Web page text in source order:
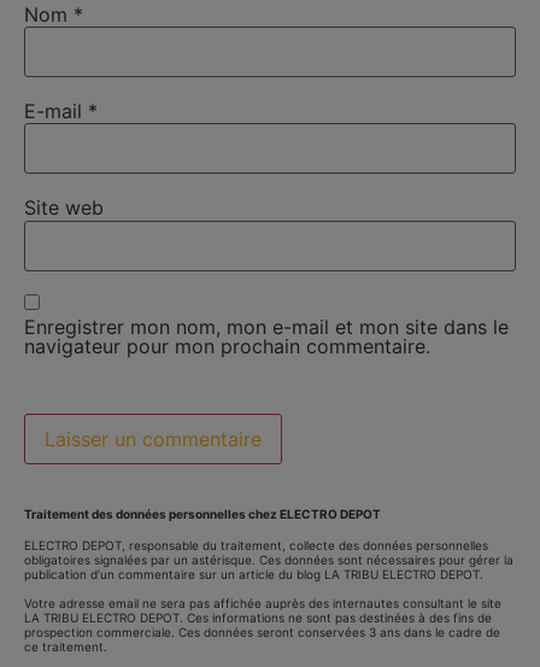
Nom *
E-mail *
Site web
Enregistrer mon nom, mon e-mail et mon site dans le
navigateur pour mon prochain commentaire.
Traitement des données personnelles chez ELECTRO DEPOT
ELECTRO DEPOT, responsable du traitement, collecte des données personnelles
obligatoires signalées par un astérisque. Ces données sont nécessaires pour gérer la
publication d’un commentaire sur un article du blog LA TRIBU ELECTRO DEPOT.
Votre adresse email ne sera pas affichée auprès des internautes consultant le site
LA TRIBU ELECTRO DEPOT. Ces informations ne sont pas destinées à des fins de
prospection commerciale. Ces données seront conservées 3 ans dans le cadre de
ce traitement.